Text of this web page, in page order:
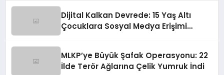
Dijital Kalkan Devrede: 15 Yaş Altı
Çocuklara Sosyal Medya Erişimi
MLKP’ye Büyük Şafak Operasyonu: 22
İlde Terör Ağlarına Çelik Yumruk İndi